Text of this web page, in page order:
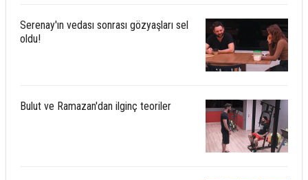
Serenay'ın vedası sonrası gözyaşları sel
oldu!
Bulut ve Ramazan'dan ilginç teoriler